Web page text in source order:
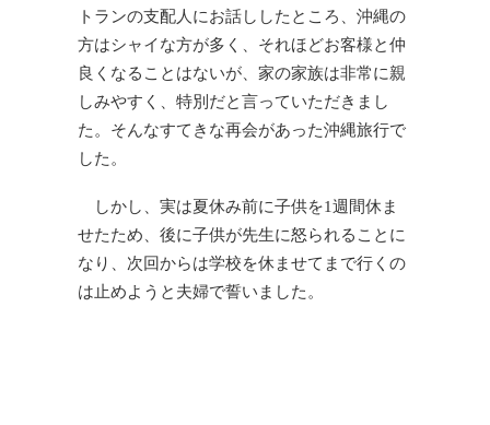
トランの支配人にお話ししたところ、沖縄の
方はシャイな方が多く、それほどお客様と仲
良くなることはないが、家の家族は非常に親
しみやすく、特別だと言っていただきまし
た。そんなすてきな再会があった沖縄旅行で
した。
しかし、実は夏休み前に子供を1週間休ま
せたため、後に子供が先生に怒られることに
なり、次回からは学校を休ませてまで行くの
は止めようと夫婦で誓いました。